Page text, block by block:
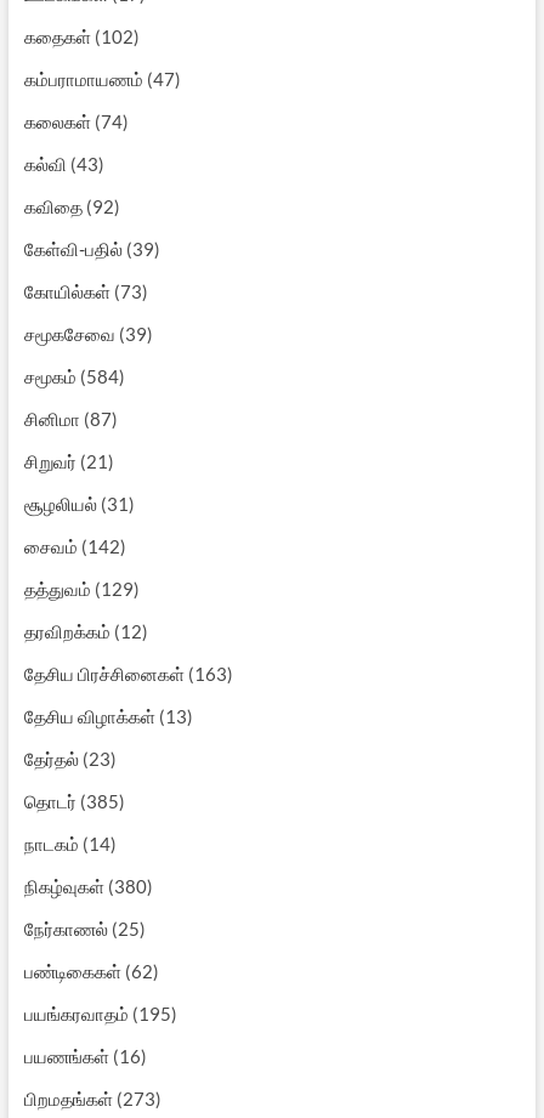
கதைகள்(102)
கம்பராமாயணம் (47)
கலைகள்(74)
கல்வி (43)
கவிதை(92)
கேள்வி-பதில்(39)
கோயில்கள்(73)
சமூகசேவை (39)
சமூகம் (584)
சினிமா (87)
சிறுவர் (21)
சூழலியல்(31)
சைவம் (142)
தத்துவம் (129)
தரவிறக்கம் (12)
தேசிய பிரச்சினைகள்(163)
தேசிய விழாக்கள்(13)
தேர்தல்(23)
தொடர் (385)
நாடகம் (14)
நிகழ்வுகள்(380)
நேர்காணல்(25)
பண்டிகைகள்(62)
பயங்கரவாதம் (195)
பயணங்கள்(16)
பிறமதங்கள்(273)